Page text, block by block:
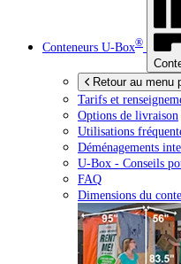
Conteneurs U-Box®
Retour au menu
Tarifs et
Options de livraison
Utilisations
Déménagements
U-Box - Conseils
FAQ
Dimensions du